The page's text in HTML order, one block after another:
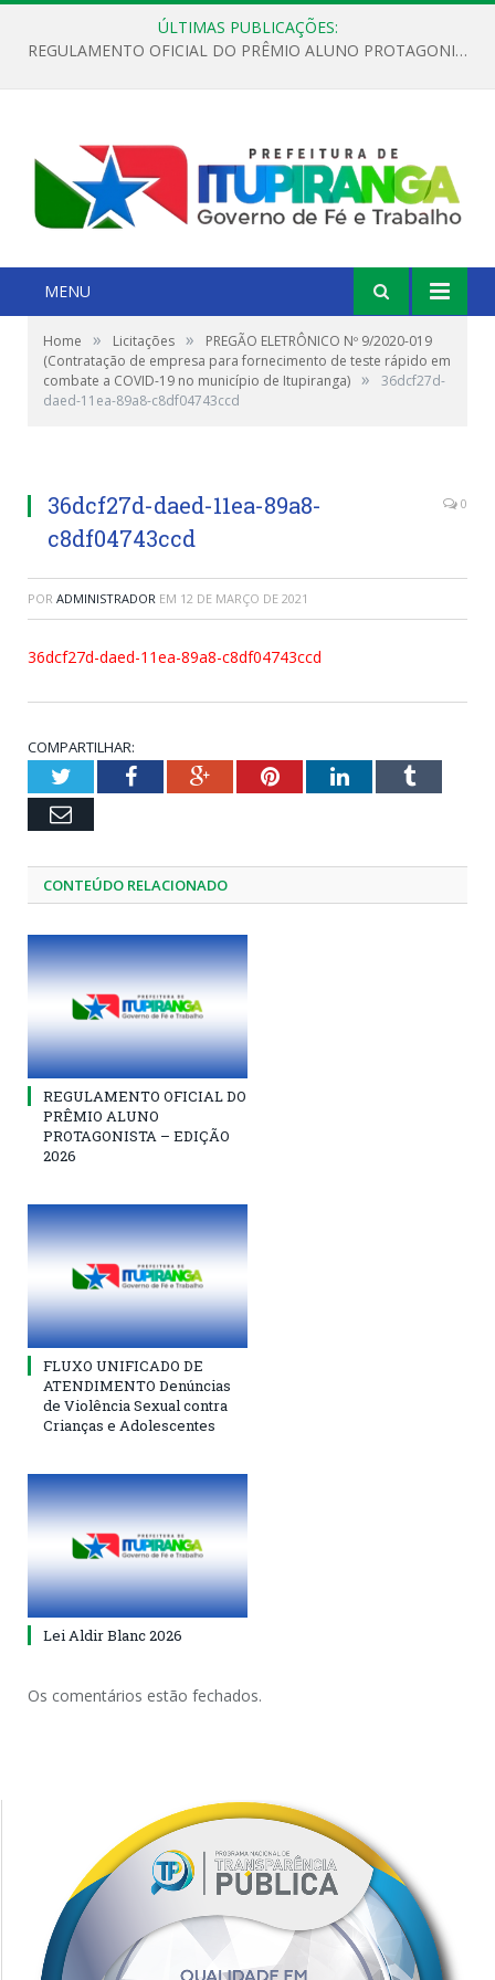
ÚLTIMAS PUBLICAÇÕES:
REGULAMENTO OFICIAL DO PRÊMIO ALUNO PROTAGONISTA – EDIÇÃO 2026
MENU
Home » Licitações »
PREGÃO ELETRÔNICO Nº 9/2020-019
(Contratação de empresa para fornecimento de teste rápido em
combate a COVID-19 no município de Itupiranga) »
36dcf27d-
daed-11ea-89a8-c8df04743ccd
36dcf27d-daed-11ea-89a8-
c8df04743ccd
0
POR ADMINISTRADOR EM 12 DE MARÇO DE 2021
36dcf27d-daed-11ea-89a8-c8df04743ccd
COMPARTILHAR:
TwitterFacebookGoogle+PinterestLinkedInTumblr
Email
CONTEÚDO RELACIONADO
REGULAMENTO OFICIAL DO
PRÊMIO ALUNO
PROTAGONISTA – EDIÇÃO
2026
FLUXO UNIFICADO DE
ATENDIMENTO Denúncias
de Violência Sexual contra
Crianças e Adolescentes
Lei Aldir Blanc 2026
Os comentários estão fechados.